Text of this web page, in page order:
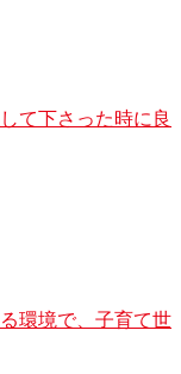
て下さった時に良
環境で、子育て世